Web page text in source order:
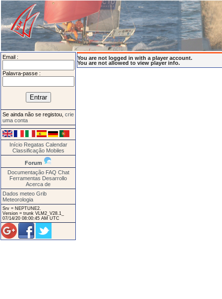
Email :
Palavra-passe :
Se ainda não se registou, crie
uma conta
Início Regatas Calendar
Classificação Mobiles
Forum
Documentação FAQ Chat
Ferramentas Desarrollo
Acerca de
Dados meteo Grib
Meteorologia
Srv = NEPTUNE2.
Version = trunk VLM2_V28.1_
07/14/20 08:00:45 AM UTC
You are not logged in with a player account.
You are not allowed to view player info.